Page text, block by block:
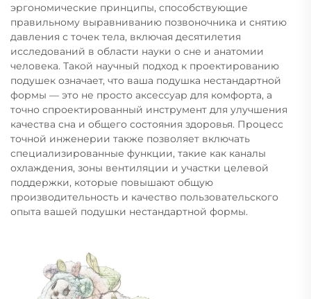
эргономические принципы, способствующие
правильному выравниванию позвоночника и снятию
давления с точек тела, включая десятилетия
исследований в области науки о сне и анатомии
человека. Такой научный подход к проектированию
подушек означает, что ваша подушка нестандартной
формы — это не просто аксессуар для комфорта, а
точно спроектированный инструмент для улучшения
качества сна и общего состояния здоровья. Процесс
точной инженерии также позволяет включать
специализированные функции, такие как каналы
охлаждения, зоны вентиляции и участки целевой
поддержки, которые повышают общую
производительность и качество пользовательского
опыта вашей подушки нестандартной формы.